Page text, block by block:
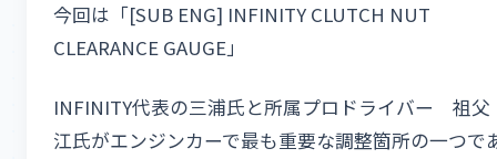
今回は「[SUB ENG] INFINITY CLUTCH NUT
CLEARANCE GAUGE」
INFINITY代表の三浦氏と所属プロドライバー 祖父
江氏がエンジンカーで最も重要な調整箇所の一つで